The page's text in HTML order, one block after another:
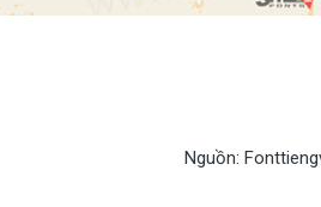
Nguồn: